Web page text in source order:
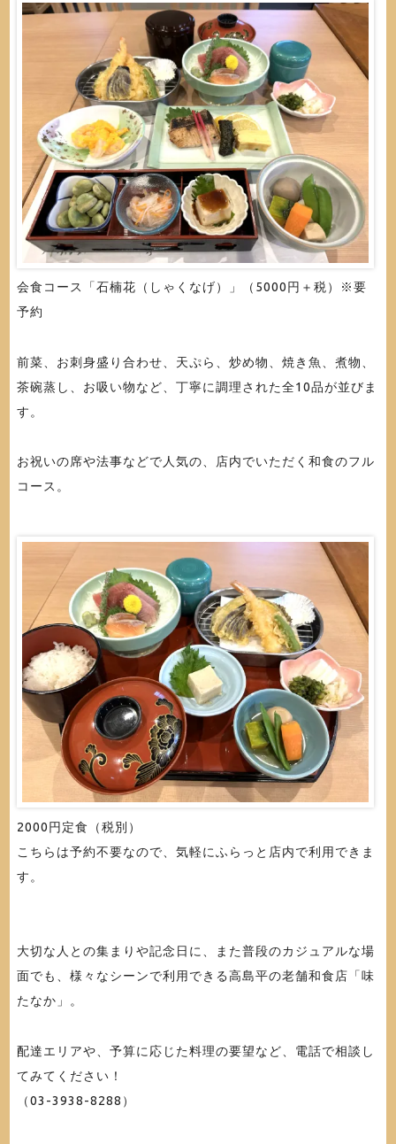
会食コース「石楠花（しゃくなげ）」（5000円＋税）※要
予約
前菜、お刺身盛り合わせ、天ぷら、炒め物、焼き魚、煮物、
茶碗蒸し、お吸い物など、丁寧に調理された全10品が並びま
す。
お祝いの席や法事などで人気の、店内でいただく和食のフル
コース。
2000円定食（税別）
こちらは予約不要なので、気軽にふらっと店内で利用できま
す。
大切な人との集まりや記念日に、また普段のカジュアルな場
面でも、様々なシーンで利用できる高島平の老舗和食店「味
たなか」。
配達エリアや、予算に応じた料理の要望など、電話で相談し
てみてください！
（03-3938-8288）